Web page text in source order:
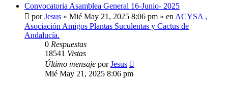
Convocatoria Asamblea General 16-Junio- 2025
porJesus » Mié May 21, 2025 8:06 pm » en ACYSA ,
Asociación Amigos Plantas Suculentas y Cactus de
Andalucía.
0 Respuestas
18541 Vistas
Último mensaje porJesus
Mié May 21, 2025 8:06 pm